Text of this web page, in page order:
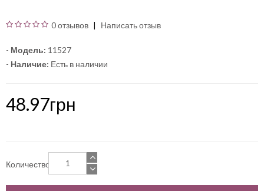
0 отзывов Написать отзыв
- Модель: 11527
- Наличие: Есть в наличии
48.97грн
Количество